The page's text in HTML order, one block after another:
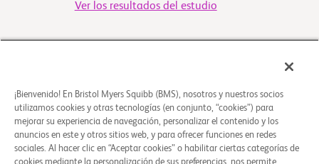
Ver los resultados del estudio
Descripción general
¡Bienvenido! En Bristol Myers Squibb (BMS), nosotros y nuestros socios
utilizamos cookies y otras tecnologías (en conjunto, “cookies”) para
mejorar su experiencia de navegación, personalizar el contenido y los
anuncios en este y otros sitios web, y para ofrecer funciones en redes
sociales. Al hacer clic en “Aceptar cookies” o habilitar ciertas categorías de